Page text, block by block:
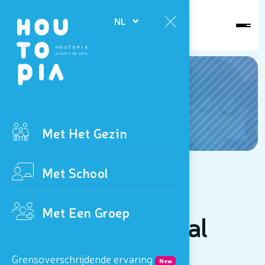
NL
Met Het Gezin
Met School
Met Een Groep
Grensoverschrijdende ervaring New
Vandaag
open
Vakantie Carnaval